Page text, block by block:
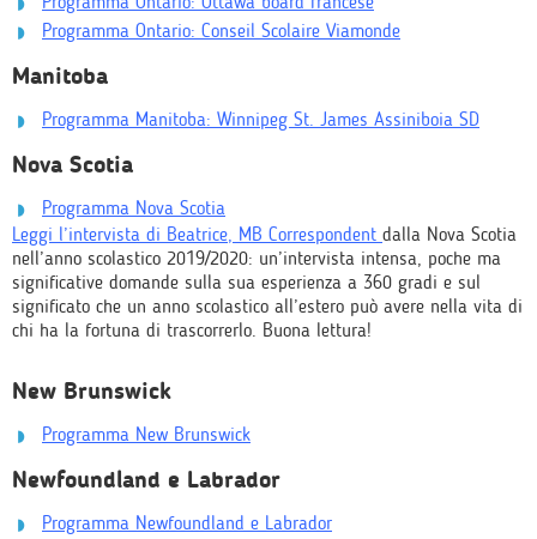
Programma Ontario: Conseil Scolaire Viamonde
Manitoba
Programma Manitoba: Winnipeg St. James Assiniboia SD
Nova Scotia
Programma Nova Scotia
Leggi l’intervista di Beatrice, MB Correspondent dalla Nova Scotia
nell’anno scolastico 2019/2020: un’intervista intensa, poche ma
significative domande sulla sua esperienza a 360 gradi e sul
significato che un anno scolastico all’estero può avere nella vita di
chi ha la fortuna di trascorrerlo. Buona lettura!
New Brunswick
Programma New Brunswick
Newfoundland e Labrador
Programma Newfoundland e Labrador